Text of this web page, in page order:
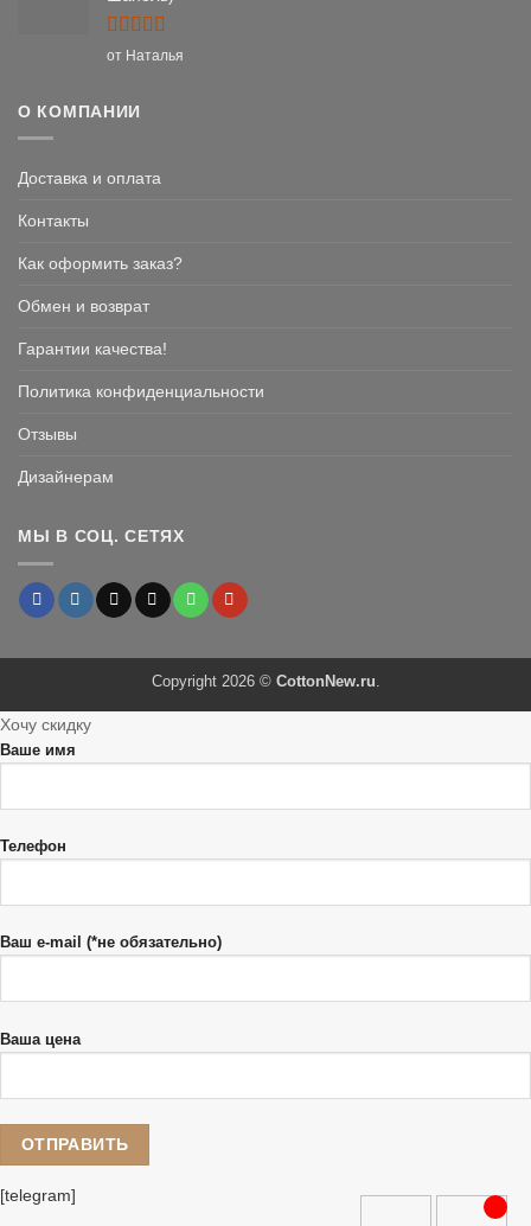
Оценка5
от Наталья
О КОМПАНИИ
Доставка и оплата
Контакты
Как оформить заказ?
Обмен и возврат
Гарантии качества!
Политика конфиденциальности
Отзывы
Дизайнерам
МЫ В СОЦ. СЕТЯХ
Copyright 2026 © CottonNew.ru
Хочу скидку
Ваше имя
Телефон
Ваш e-mail (*не обязательно)
Ваша цена
[telegram]